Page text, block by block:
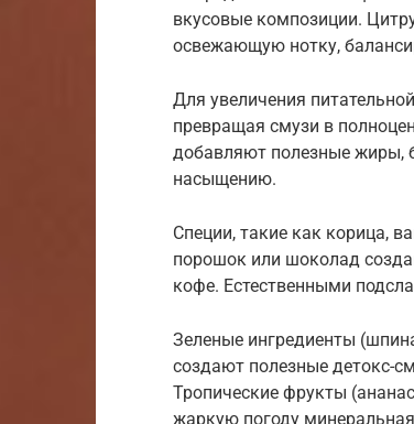
вкусовые композиции.
освежающую нотку,
Для увеличения
превращая смузи в
добавляют полезные жиры,
насыщению.
Специи, такие как корица,
порошок или шоколад
кофе. Естественными
Зеленые ингредиенты
создают полезные детокс-
Тропические фрукты
жаркую погоду